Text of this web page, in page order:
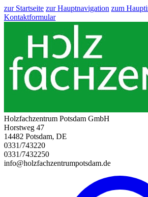
zur Startseite zur Hauptnavigation zum
Kontaktformular
Holzfachzentrum Potsdam GmbH
Horstweg 47
14482 Potsdam, DE
0331/743220
0331/7432250
info@holzfachzentrumpotsdam.de